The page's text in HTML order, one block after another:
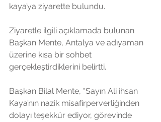
kaya’ya ziyarette bulundu.
Ziyaretle ilgili açıklamada bulunan
Başkan Mente, Antalya ve adıyaman
üzerine kısa bir sohbet
gerçekleştirdiklerini belirtti.
Başkan Bilal Mente, "Sayın Ali ihsan
Kaya’nın nazik misafirperverliğinden
dolayı teşekkür ediyor, görevinde